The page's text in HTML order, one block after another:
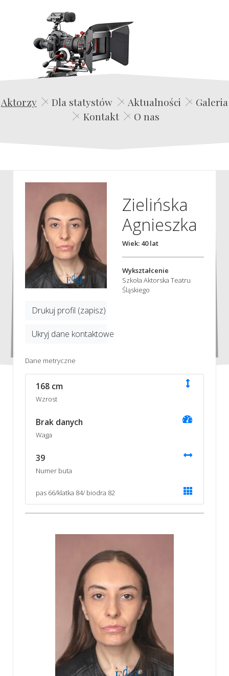
Edwin Film Agencja Aktorska
Aktorzy Dla statystów Aktualności
Galeria
Kontakt
O nas
Drukuj profil (zapisz)
Ukryj dane kontaktowe
Zielińska
Agnieszka
Wiek: 40 lat
Wykształcenie
Szkoła Aktorska Teatru
Śląskiego
Dane metryczne
168 cm
Wzrost
Brak danych
Waga
39
Numer buta
pas 66/klatka 84/ biodra 82